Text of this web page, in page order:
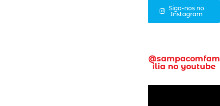
Siga-nos no
Instagram
@sampacomfam
ilia no youtube